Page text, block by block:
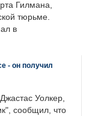
Гилмана,
тюрьме.
в
- он получил
Уолкер,
сообщил, что